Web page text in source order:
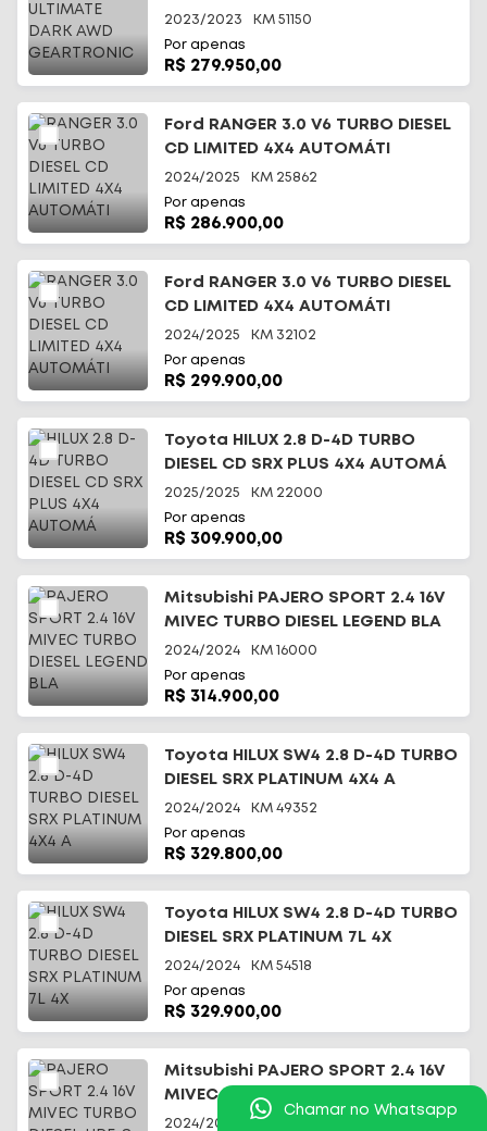
2023/2023 KM 51150
Por apenas
R$ 279.950,00
Ford RANGER 3.0 V6 TURBO DIESEL
CD LIMITED 4X4 AUTOMÁTI
2024/2025 KM 25862
Por apenas
R$ 286.900,00
Ford RANGER 3.0 V6 TURBO DIESEL
CD LIMITED 4X4 AUTOMÁTI
2024/2025 KM 32102
Por apenas
R$ 299.900,00
Toyota HILUX 2.8 D-4D TURBO
DIESEL CD SRX PLUS 4X4 AUTOMÁ
2025/2025 KM 22000
Por apenas
R$ 309.900,00
Mitsubishi PAJERO SPORT 2.4 16V
MIVEC TURBO DIESEL LEGEND BLA
2024/2024 KM 16000
Por apenas
R$ 314.900,00
Toyota HILUX SW4 2.8 D-4D TURBO
DIESEL SRX PLATINUM 4X4 A
2024/2024 KM 49352
Por apenas
R$ 329.800,00
Toyota HILUX SW4 2.8 D-4D TURBO
DIESEL SRX PLATINUM 7L 4X
2024/2024 KM 54518
Por apenas
R$ 329.900,00
Mitsubishi PAJERO SPORT 2.4 16V
MIVEC TURBO DIESEL HPE-S AWD
2024/2025
Chamar no Whatsapp